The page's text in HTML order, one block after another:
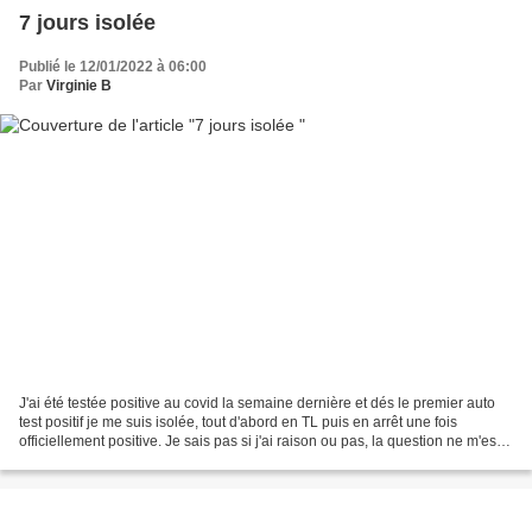
7 jours isolée
Publié le 12/01/2022 à 06:00
Par Virginie B
J'ai été testée positive au covid la semaine dernière et dés le premier auto
test positif je me suis isolée, tout d'abord en TL puis en arrêt une fois
officiellement positive. Je sais pas si j'ai raison ou pas, la question ne m'est